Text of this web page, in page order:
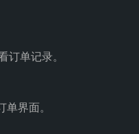
订单记录。
单界面。